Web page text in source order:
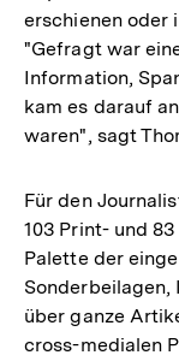
erschienen oder
"Gefragt war
Information,
kam es darauf
waren", sagt
Für den
103 Print- und
Palette der
Sonderbeilagen,
über ganze
cross-medialen